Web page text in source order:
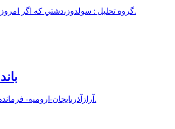
گروه تحليل : سولدوز،دشتي که اگر امروز براي آن تصميم نگيريم، فردا تنها از ظرفيت‌هاي از دست‌رفته‌اش سخن خواهيم گفت.
آرازآذربایجان-ارومیه- فرمانده انتظامی خوی از انهدام باند جعل روادید و گذرنامه اتباع خارجی در شهرستان خبر داد.